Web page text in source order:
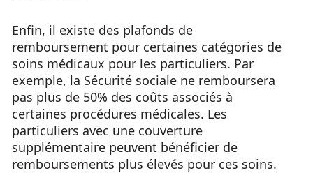
Enfin, il existe des plafonds de
remboursement pour certaines catégories de
soins médicaux pour les particuliers. Par
exemple, la Sécurité sociale ne remboursera
pas plus de 50% des coûts associés à
certaines procédures médicales. Les
particuliers avec une couverture
supplémentaire peuvent bénéficier de
remboursements plus élevés pour ces soins.